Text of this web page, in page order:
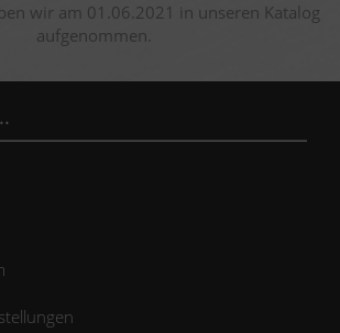
wir am 01.06.2021 in unseren Katalog
aufgenommen.